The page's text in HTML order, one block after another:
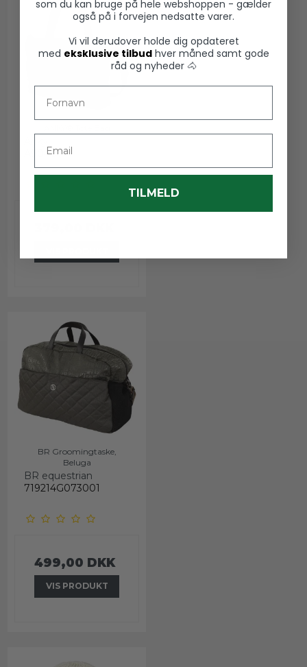
A90407
BR Groomingtaske,
Beluga
BR equestrian
719214G073001
499,00 DKK
VIS PRODUKT
som du kan bruge på hele webshoppen - gælder
også på i forvejen nedsatte varer.
Vi vil derudover holde dig opdateret
med eksklusive tilbudhver måned samt gode
råd og nyheder 🐴
TILMELD